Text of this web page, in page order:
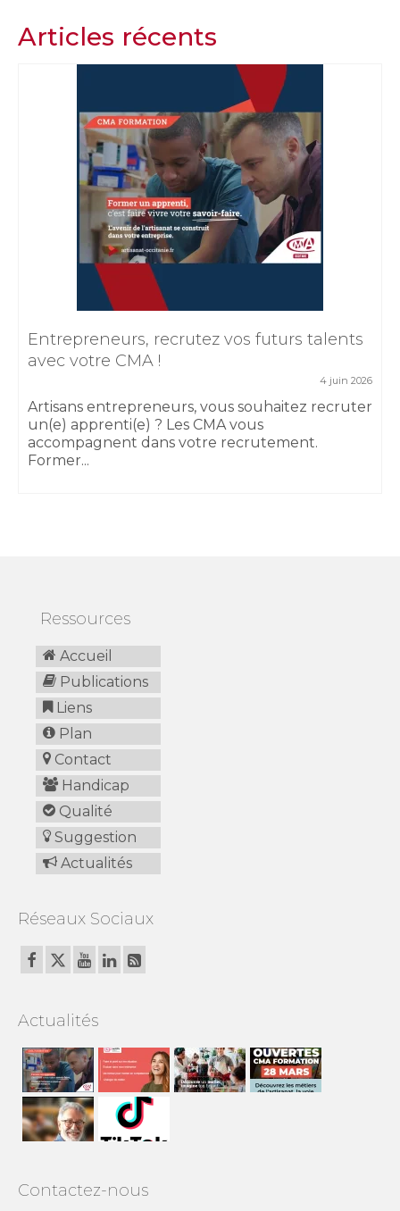
Articles récents
Entrepreneurs, recrutez vos futurs talents
avec votre CMA !
4 juin 2026
Artisans entrepreneurs, vous souhaitez recruter
un(e) apprenti(e) ? Les CMA vous
accompagnent dans votre recrutement.
Former...
Ressources
Accueil
Publications
Liens
Plan
Contact
Handicap
Qualité
Suggestion
Actualités
Réseaux Sociaux
Actualités
Contactez-nous